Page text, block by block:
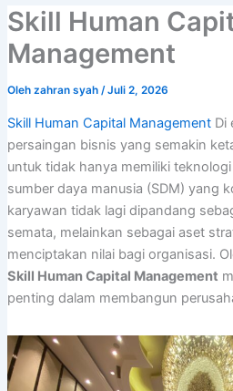
Skill Human
Management
Oleh zahran syah /Juli 2, 2026
Skill Human Capital Management Di
persaingan bisnis yang semakin
untuk tidak hanya memiliki
sumber daya manusia (SDM) yang
karyawan tidak lagi dipandang
semata, melainkan sebagai aset
menciptakan nilai bagi organisasi.
Skill Human Capital Management
penting dalam membangun